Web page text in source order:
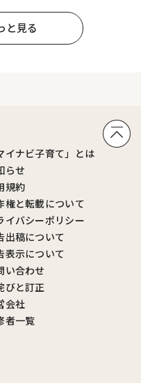
と見る
イナビ子育て」とは
らせ
規約
権と転載について
イバシーポリシー
出稿について
表示について
い合わせ
びと訂正
会社
者一覧